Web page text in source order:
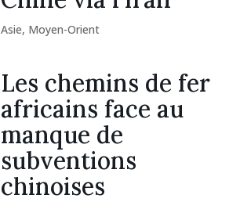
Asie, Moyen-Orient
Les chemins de fer
africains face au
manque de
subventions
chinoises